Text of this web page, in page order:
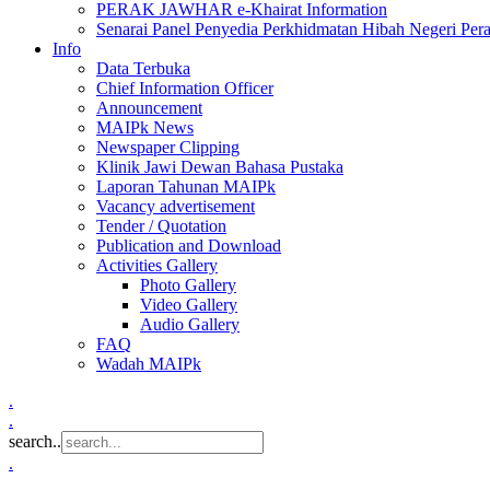
PERAK JAWHAR e-Khairat Information
Senarai Panel Penyedia Perkhidmatan Hibah Negeri
Info
Data Terbuka
Chief Information Officer
Announcement
MAIPk News
Newspaper Clipping
Klinik Jawi Dewan Bahasa Pustaka
Laporan Tahunan MAIPk
Vacancy advertisement
Tender / Quotation
Publication and Download
Activities Gallery
Photo Gallery
Video Gallery
Audio Gallery
FAQ
Wadah MAIPk
.
.
search..
.